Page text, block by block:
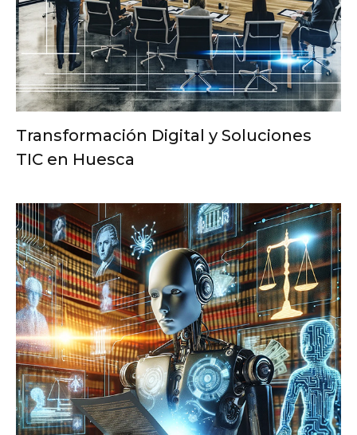
Transformación Digital y Soluciones
TIC en Huesca